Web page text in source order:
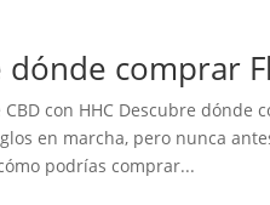
dónde comprar
CBD con HHC Descubre
en marcha, pero nunca
podrías comprar...